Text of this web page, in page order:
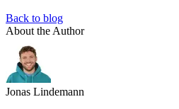
Back to blog
About the Author
Jonas Lindemann